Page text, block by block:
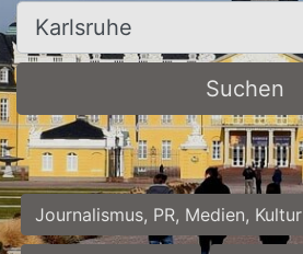
Ort, Stadt
Suchen
Journalismus, PR, Medien, Kultur